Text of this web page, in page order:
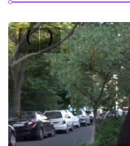
‹
›